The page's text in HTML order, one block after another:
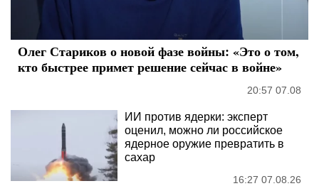
Олег Стариков о новой фазе войны: «Это о том,
кто быстрее примет решение сейчас в войне»
20:57 07.08
ИИ против ядерки: эксперт
оценил, можно ли российское
ядерное оружие превратить в
сахар
16:27 07.08.26